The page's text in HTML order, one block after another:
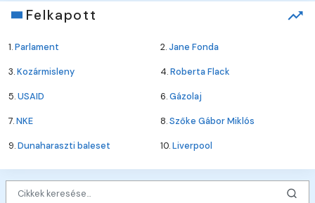
Felkapott
1.Parlament 2.Jane Fonda
3.Kozármisleny 4.Roberta Flack
5.USAID 6.Gázolaj
7.NKE 8.Szőke Gábor Miklós
9.Dunaharaszti baleset 10.Liverpool